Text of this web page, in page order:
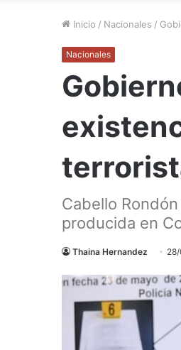
Inicio / Nacionales /
Nacionales
Cabello
producida en
Thaina Hernandez